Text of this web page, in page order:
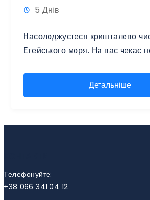
5 Днів
Насолоджуєтеся кришталево
Егейського моря. На вас чекає
Детальніше
Телефонуйте:
+38 066 341 04 12